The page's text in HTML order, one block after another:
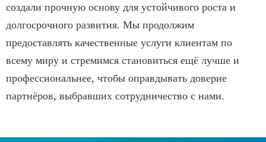
создали прочную основу для устойчивого роста и
долгосрочного развития. Мы продолжим
предоставлять качественные услуги клиентам по
всему миру и стремимся становиться ещё лучше и
профессиональнее, чтобы оправдывать доверие
партнёров, выбравших сотрудничество с нами.